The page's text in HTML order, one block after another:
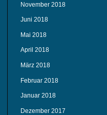
November 2018
Juni 2018
Mai 2018
April 2018
März 2018
Februar 2018
Januar 2018
Dezember 2017